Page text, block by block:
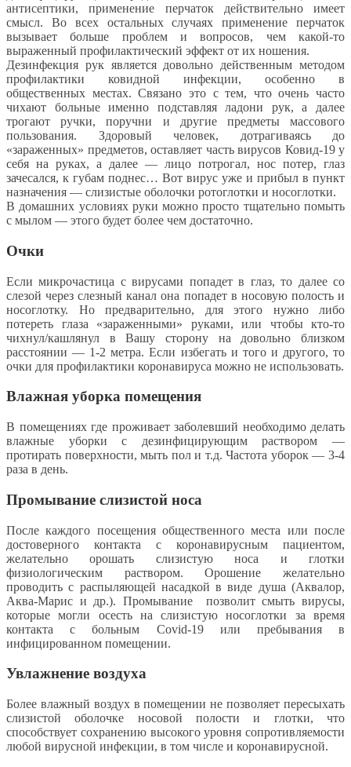
антисептики, применение перчаток действительно имеет
смысл. Во всех остальных случаях применение перчаток
вызывает больше проблем и вопросов, чем какой-то
выраженный профилактический эффект от их ношения.
Дезинфекция рук является довольно действенным методом
профилактики ковидной инфекции, особенно в
общественных местах. Связано это с тем, что очень часто
чихают больные именно подставляя ладони рук, а далее
трогают ручки, поручни и другие предметы массового
пользования. Здоровый человек, дотрагиваясь до
«зараженных» предметов, оставляет часть вирусов Ковид-19 у
себя на руках, а далее — лицо потрогал, нос потер, глаз
зачесался, к губам поднес… Вот вирус уже и прибыл в пункт
назначения — слизистые оболочки ротоглотки и носоглотки.
В домашних условиях руки можно просто тщательно помыть
с мылом — этого будет более чем достаточно.
Очки
Если микрочастица с вирусами попадет в глаз, то далее со
слезой через слезный канал она попадет в носовую полость и
носоглотку. Но предварительно, для этого нужно либо
потереть глаза «зараженными» руками, или чтобы кто-то
чихнул/кашлянул в Вашу сторону на довольно близком
расстоянии — 1-2 метра. Если избегать и того и другого, то
очки для профилактики коронавируса можно не использовать.
Влажная уборка помещения
В помещениях где проживает заболевший необходимо делать
влажные уборки с дезинфицирующим раствором —
протирать поверхности, мыть пол и т.д. Частота уборок — 3-4
раза в день.
Промывание слизистой носа
После каждого посещения общественного места или после
достоверного контакта с коронавирусным пациентом,
желательно орошать слизистую носа и глотки
физиологическим раствором. Орошение желательно
проводить с распыляющей насадкой в виде душа (Аквалор,
Аква-Марис и др.). Промывание позволит смыть вирусы,
которые могли осесть на слизистую носоглотки за время
контакта с больным Covid-19 или пребывания в
инфицированном помещении.
Увлажнение воздуха
Более влажный воздух в помещении не позволяет пересыхать
слизистой оболочке носовой полости и глотки, что
способствует сохранению высокого уровня сопротивляемости
любой вирусной инфекции, в том числе и коронавирусной.